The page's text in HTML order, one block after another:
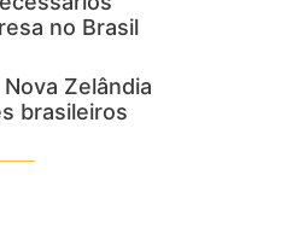
no Brasil
Zelândia
brasileiros